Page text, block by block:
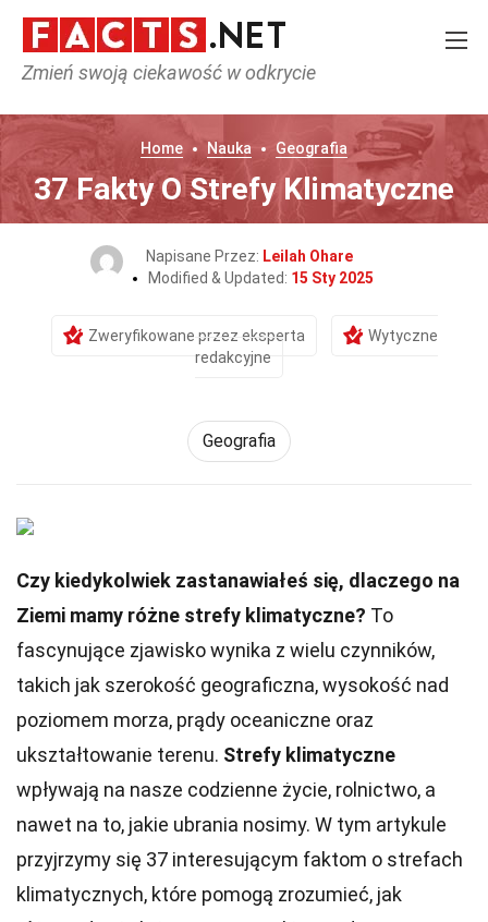
Zmień swoją ciekawość w odkrycie
Home Nauka Geografia
37 Fakty O Strefy Klimatyczne
Napisane Przez: Leilah Ohare
Modified & Updated: 15 Sty 2025
Zweryfikowane przez eksperta
Wytyczne
redakcyjne
Geografia
Czy kiedykolwiek zastanawiałeś się, dlaczego na
Ziemi mamy różne strefy klimatyczne? To
fascynujące zjawisko wynika z wielu czynników,
takich jak szerokość geograficzna, wysokość nad
poziomem morza, prądy oceaniczne oraz
ukształtowanie terenu. Strefy klimatyczne
wpływają na nasze codzienne życie, rolnictwo, a
nawet na to, jakie ubrania nosimy. W tym artykule
przyjrzymy się 37 interesującym faktom o strefach
klimatycznych, które pomogą zrozumieć, jak